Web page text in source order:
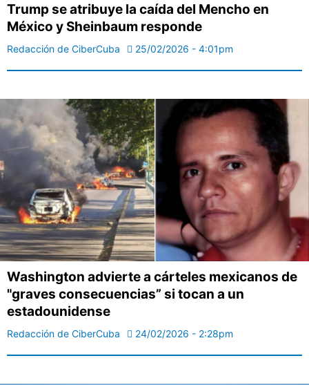
Trump se atribuye la caída del Mencho en
México y Sheinbaum responde
Redacción de CiberCuba 25/02/2026 - 4:01pm
Washington advierte a cárteles mexicanos de
"graves consecuencias” si tocan a un
estadounidense
Redacción de CiberCuba 24/02/2026 - 2:28pm